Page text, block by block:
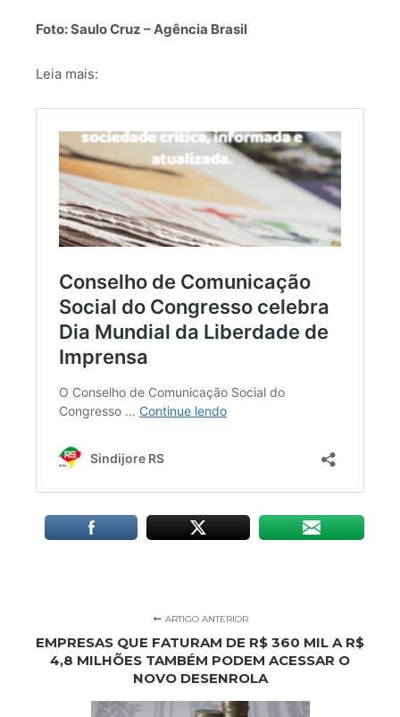
Foto: Saulo Cruz – Agência Brasil
Leia mais:
ARTIGO ANTERIOR
EMPRESAS QUE FATURAM DE R$ 360 MIL A R$
4,8 MILHÕES TAMBÉM PODEM ACESSAR O
NOVO DESENROLA